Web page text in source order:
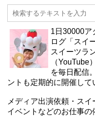
1日30000ア
ログ「スイ
スイーツラ
（YouTube
を毎日配信
ントも定期的に開催して
メディア出演依頼・ス
イベントなどのお仕事